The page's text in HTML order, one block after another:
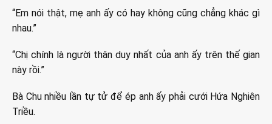
“Em nói thật, mẹ anh ấy có hay không cũng chẳng khác gì
nhau.”
“Chị chính là người thân duy nhất của anh ấy trên thế gian
này rồi.”
Bà Chu nhiều lần tự tử để ép anh ấy phải cưới Hứa Nghiên
Triều.